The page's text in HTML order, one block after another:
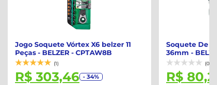
Jogo Soquete Vórtex X6 belzer 11
Peças - BELZER - CPTAW8B
(1)
R$ 303,46 - 34%
Soquete De
36mm -
(0)
R$